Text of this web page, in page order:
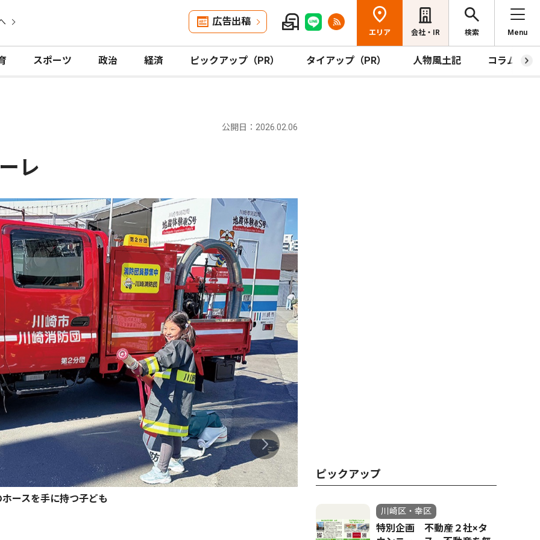
広告出稿
エリア 会社・IR 検索 Menu
スポーツ 政治 経済 ピックアップ（PR） タイアップ（PR） 人物風土記 コラム
公開日：2026.02.06
レ
ースを手に持つ子ども
ピックアップ
川崎区・幸区
特別企画 不動産２社×タ